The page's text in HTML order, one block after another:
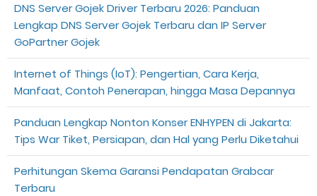
Cara Ping DNS Server Gojek Gopartner
Cara Mudah Melihat Nomor Shopeepay Sendiri dan Orang Lain
7 Cara Mudah Top Up Grab untuk Driver
5 Versi Map Paling Gacor Untuk Ojek Online
Penyebab dan Cara Memulihkan Akun Gojek Dibekukan
DNS Server Gojek Driver Terbaru 2026: Panduan
Lengkap DNS Server Gojek Terbaru dan IP Server
GoPartner Gojek
Internet of Things (IoT): Pengertian, Cara Kerja,
Manfaat, Contoh Penerapan, hingga Masa Depannya
Panduan Lengkap Nonton Konser ENHYPEN di Jakarta:
Tips War Tiket, Persiapan, dan Hal yang Perlu Diketahui
Perhitungan Skema Garansi Pendapatan Grabcar
Terbaru